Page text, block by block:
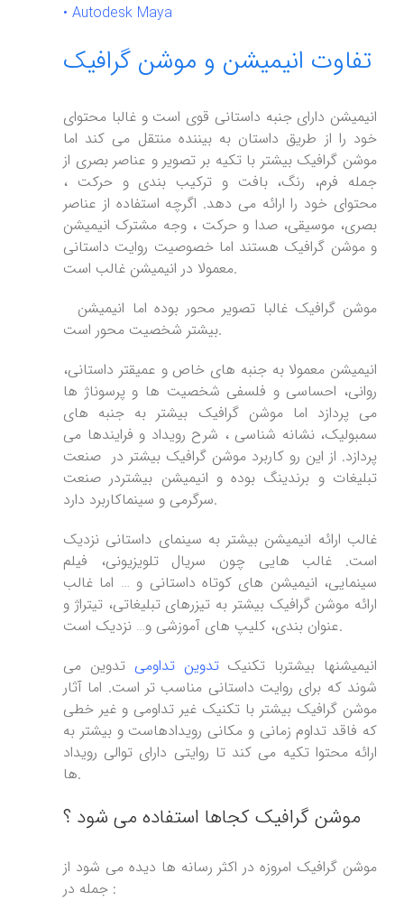
• Autodesk Maya
تفاوت انیمیشن و موشن گرافیک
انیمیشن دارای جنبه داستانی قوی است و غالبا محتوای
خود را از طریق داستان به بیننده منتقل می کند اما
موشن گرافیک بیشتر با تکیه بر تصویر و عناصر بصری از
جمله فرم، رنگ، بافت و ترکیب بندی و حرکت ،
محتوای خود را ارائه می دهد. اگرچه استفاده از عناصر
بصری، موسیقی، صدا و حرکت ، وجه مشترک انیمیشن
و موشن گرافیک هستند اما خصوصیت روایت داستانی
معمولا در انیمیشن غالب است.
بیشتر شخصیت محور است.
انیمیشن معمولا به جنبه های خاص و عمیقتر داستانی،
روانی، احساسی و فلسفی شخصیت ها و پرسوناژ ها
می پردازد اما موشن گرافیک بیشتر به جنبه های
سمبولیک، نشانه شناسی ، شرح رویداد و فرایندها می
پردازد. از این رو کاربرد موشن گرافیک بیشتر در صنعت
تبلیغات و برندینگ بوده و انیمیشن بیشتردر صنعت
سرگرمی و سینماکاربرد دارد.
غالب ارائه انیمیشن بیشتر به سینمای داستانی نزدیک
است. غالب هایی چون سریال تلویزیونی، فیلم
سینمایی، انیمیشن های کوتاه داستانی و … اما غالب
ارائه موشن گرافیک بیشتر به تیزرهای تبلیغاتی، تیتراژ و
عنوان بندی، کلیپ های آموزشی و… نزدیک است.
انیمیشنها بیشتربا تکنیکتدوین تداومی تدوین می
شوند که برای روایت داستانی مناسب تر است. اما آثار
موشن گرافیک بیشتر با تکنیک غیر تداومی و غیر خطی
که فاقد تداوم زمانی و مکانی رویدادهاست و بیشتر به
ارائه محتوا تکیه می کند تا روایتی دارای توالی رویداد
ها.
موشن گرافیک کجاها استفاده می شود ؟
موشن گرافیک امروزه در اکثر رسانه ها دیده می شود از
جمله در :